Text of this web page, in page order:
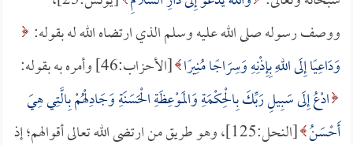
ووصف رسوله صلى الله عليه وسلم الذي ارتضاه الله له بقوله:
وَدَاعِيًا إِلَى اللهِ بِإِذْنِهِ وَسِرَاجًا مُنِيرًا [الأحزاب:46] وأمره به بقوله:
ادْعُ إِلَى سَبِيلِ رَبِّكَ بِالْحِكْمَةِ وَالمَوْعِظَةِ الْحَسَنَةِ وَجَادِلْهُمْ بِالَّتِي هِيَ
أَحْسَنُ
[النحل:125]، وهو طريق من ارتضى الله تعالى أقوالهم؛ إذ